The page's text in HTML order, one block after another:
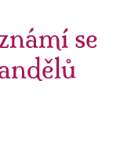
se